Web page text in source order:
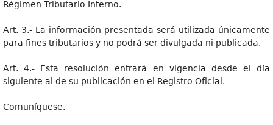
Régimen Tributario Interno.
Art. 3.- La información presentada será utilizada únicamente
para fines tributarios y no podrá ser divulgada ni publicada.
Art. 4.- Esta resolución entrará en vigencia desde el día
siguiente al de su publicación en el Registro Oficial.
Comuníquese.